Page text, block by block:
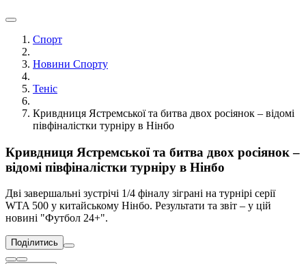
Спорт
Новини Спорту
Теніс
Кривдниця Ястремської та битва двох росіянок – відомі
півфіналістки турніру в Нінбо
Кривдниця Ястремської та битва двох росіянок –
відомі півфіналістки турніру в Нінбо
Дві завершальні зустрічі 1/4 фіналу зіграні на турнірі серії
WTA 500 у китайському Нінбо. Результати та звіт – у цій
новині "Футбол 24+".
Поділитись